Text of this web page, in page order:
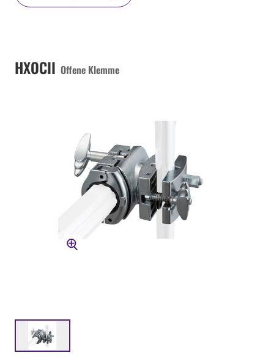
HXOCII Offene Klemme